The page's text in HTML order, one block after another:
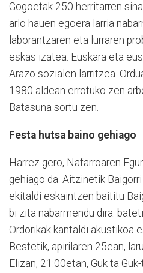
Gogoetak 250 herritarren
arlo hauen egoera larria
laborantzaren eta lurraren
eskas izatea. Euskara eta
Arazo sozialen larritzea.
1980 aldean errotuko zen
Batasuna sortu zen.
Festa hutsa baino gehiago
Harrez gero, Nafarroaren
gehiago da. Aitzinetik
ekitaldi eskaintzen baititu
bi zita nabarmendu dira:
Ordorikak kantaldi akustikoa
Bestetik, apirilaren 25ean,
Elizan, 21:00etan, Guk ta